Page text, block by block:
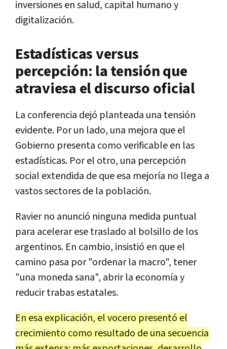
inversiones en salud, capital humano y
digitalización.
Estadísticas versus
percepción: la tensión que
atraviesa el discurso oficial
La conferencia dejó planteada una tensión
evidente. Por un lado, una mejora que el
Gobierno presenta como verificable en las
estadísticas. Por el otro, una percepción
social extendida de que esa mejoría no llega a
vastos sectores de la población.
Ravier no anunció ninguna medida puntual
para acelerar ese traslado al bolsillo de los
argentinos. En cambio, insistió en que el
camino pasa por "ordenar la macro", tener
"una moneda sana", abrir la economía y
reducir trabas estatales.
En esa explicación, el vocero presentó el
crecimiento como resultado de una secuencia